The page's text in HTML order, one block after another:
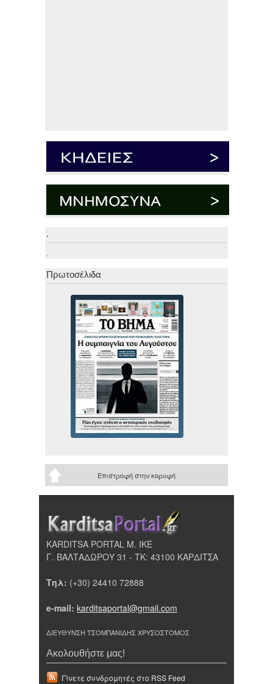
.
.
Πρωτοσέλιδα
Επιστροφή στην κορυφή
KARDITSA PORTAL Μ. ΙΚΕ
Γ. ΒΑΛΤΑΔΩΡΟΥ 31 - ΤΚ: 43100 ΚΑΡΔΙΤΣΑ
Τηλ: (+30) 24410 72888
e-mail: karditsaportal@gmail.com
ΔΙΕΥΘΥΝΣΗ ΤΣΟΜΠΑΝΙΔΗΣ ΧΡΥΣΟΣΤΟΜΟΣ
Ακολουθήστε μας!
Γίνετε συνδρομητές στο RSS Feed